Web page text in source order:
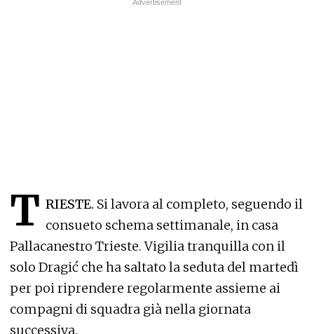
T RIESTE. Si lavora al completo, seguendo il
consueto schema settimanale, in casa
Pallacanestro Trieste. Vigilia tranquilla con il
solo Dragić che ha saltato la seduta del martedì
per poi riprendere regolarmente assieme ai
compagni di squadra già nella giornata
successiva.